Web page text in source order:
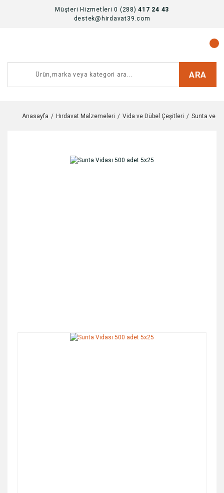
Müşteri Hizmetleri 0 (288)417 24 43
destek@hirdavat39.com
ARA
Anasayfa Hırdavat Malzemeleri Vida ve Dübel Çeşitleri Sunta ve